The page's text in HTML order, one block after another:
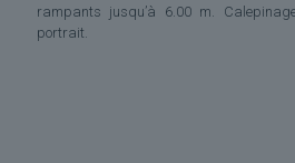
rampants jusqu’à 6.00 m.
portrait.